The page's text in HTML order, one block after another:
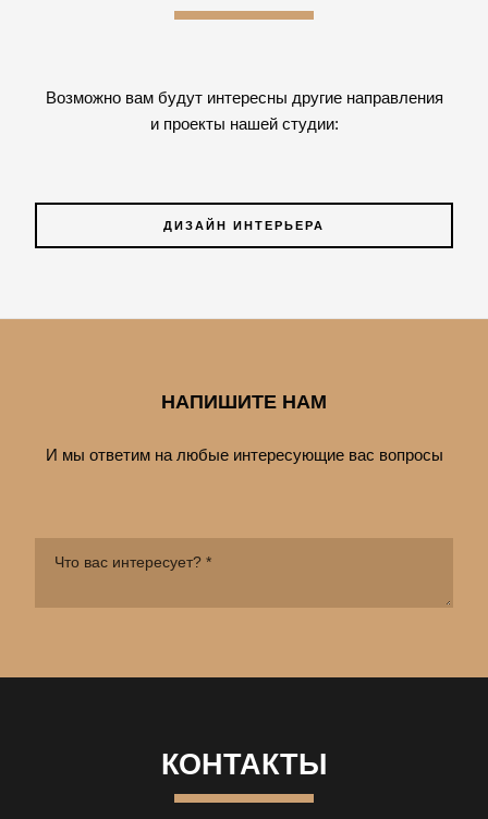
Возможно вам будут интересны другие направления
и проекты нашей студии:
ДИЗАЙН ИНТЕРЬЕРА
НАПИШИТЕ НАМ
И мы ответим на любые интересующие вас вопросы
КОНТАКТЫ